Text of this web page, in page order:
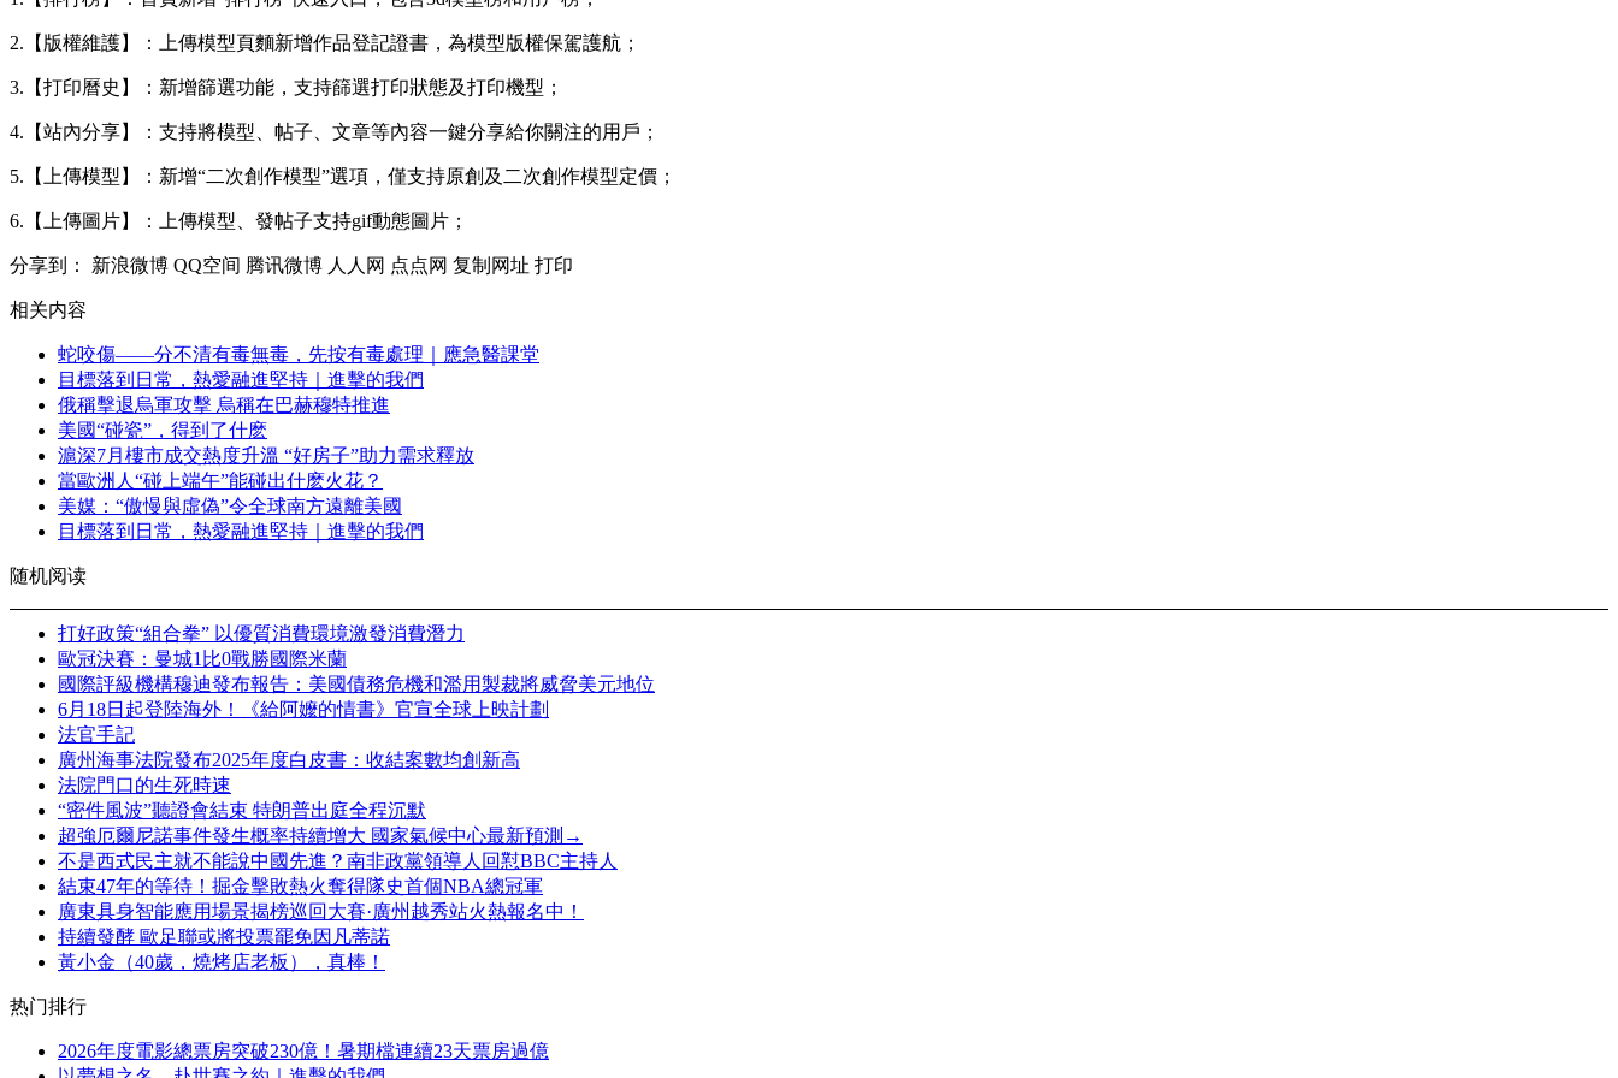
2.【版權維護】：上傳模型頁麵新增作品登記證書，為模型版權保駕護航；
3.【打印曆史】：新增篩選功能，支持篩選打印狀態及打印機型；
4.【站內分享】：支持將模型、帖子、文章等內容一鍵分享給你關注的用戶；
5.【上傳模型】：新增“二次創作模型”選項，僅支持原創及二次創作模型定價；
6.【上傳圖片】：上傳模型、發帖子支持gif動態圖片；
分享到： 新浪微博 QQ空间 腾讯微博 人人网 点点网 复制网址 打印
相关内容
蛇咬傷——分不清有毒無毒，先按有毒處理｜應急醫課堂
目標落到日常，熱愛融進堅持｜進擊的我們
俄稱擊退烏軍攻擊 烏稱在巴赫穆特推進
美國“碰瓷”，得到了什麽
滬深7月樓市成交熱度升溫 “好房子”助力需求釋放
當歐洲人“碰上端午”能碰出什麽火花？
美媒：“傲慢與虛偽”令全球南方遠離美國
目標落到日常，熱愛融進堅持｜進擊的我們
随机阅读
打好政策“組合拳” 以優質消費環境激發消費潛力
歐冠決賽：曼城1比0戰勝國際米蘭
國際評級機構穆迪發布報告：美國債務危機和濫用製裁將威脅美元地位
6月18日起登陸海外！《給阿嬤的情書》官宣全球上映計劃
法官手記
廣州海事法院發布2025年度白皮書：收結案數均創新高
法院門口的生死時速
“密件風波”聽證會結束 特朗普出庭全程沉默
超強厄爾尼諾事件發生概率持續增大 國家氣候中心最新預測→
不是西式民主就不能說中國先進？南非政黨領導人回懟BBC主持人
結束47年的等待！掘金擊敗熱火奪得隊史首個NBA總冠軍
廣東具身智能應用場景揭榜巡回大賽·廣州越秀站火熱報名中！
持續發酵 歐足聯或將投票罷免因凡蒂諾
黃小金（40歲，燒烤店老板），真棒！
热门排行
2026年度電影總票房突破230億！暑期檔連續23天票房過億